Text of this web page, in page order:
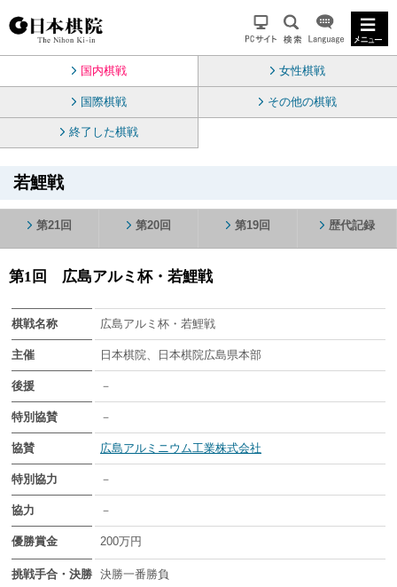
国内棋戦 女性棋戦
国際棋戦 その他の棋戦
終了した棋戦
若鯉戦
第21回 第20回 第19回 歴代記録
第1回 広島アルミ杯・若鯉戦
棋戦名称 広島アルミ杯・若鯉戦
主催 日本棋院、日本棋院広島県本部
後援 －
特別協賛 －
協賛 広島アルミニウム工業株式会社
特別協力 －
協力 －
優勝賞金 200万円
挑戦手合・決勝 決勝一番勝負